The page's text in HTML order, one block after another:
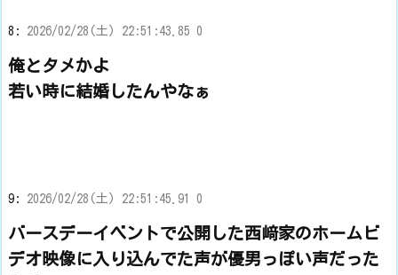
8: 2026/02/28(土) 22:51:43.85 0
俺とタメかよ
若い時に結婚したんやなぁ
9: 2026/02/28(土) 22:51:45.91 0
バースデーイベントで公開した西﨑家のホームビ
デオ映像に入り込んでた声が優男っぽい声だった